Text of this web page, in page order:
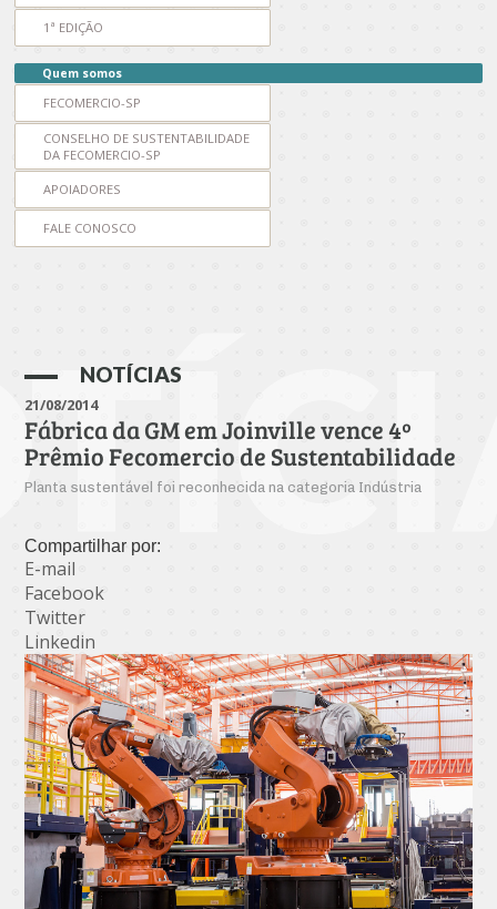
Turismo
PROJETOS ESPECIAIS:
Afixação de preços e fiscalização
Logística Reversa
COP30
Serviços
SESC
Cecomercio
Licitações
Prêmio de Sustentabilidade
Conselho de Assuntos Tributários
Conselho Estadual de Defesa do Contribuinte
Conselho de Economia Empresarial e Política
Conselho Superior de Direito
Conselho do Comércio Atacadista
Conselho de Serviços
Advocacy
1ª EDIÇÃO
Quem somos
FECOMERCIO-SP
CONSELHO DE SUSTENTABILIDADE
DA FECOMERCIO-SP
APOIADORES
FALE CONOSCO
NOTÍCIAS
21/08/2014
Fábrica da GM em Joinville vence 4º
Prêmio Fecomercio de Sustentabilidade
Planta sustentável foi reconhecida na categoria Indústria
Compartilhar por:
E-mail
Facebook
Twitter
Linkedin